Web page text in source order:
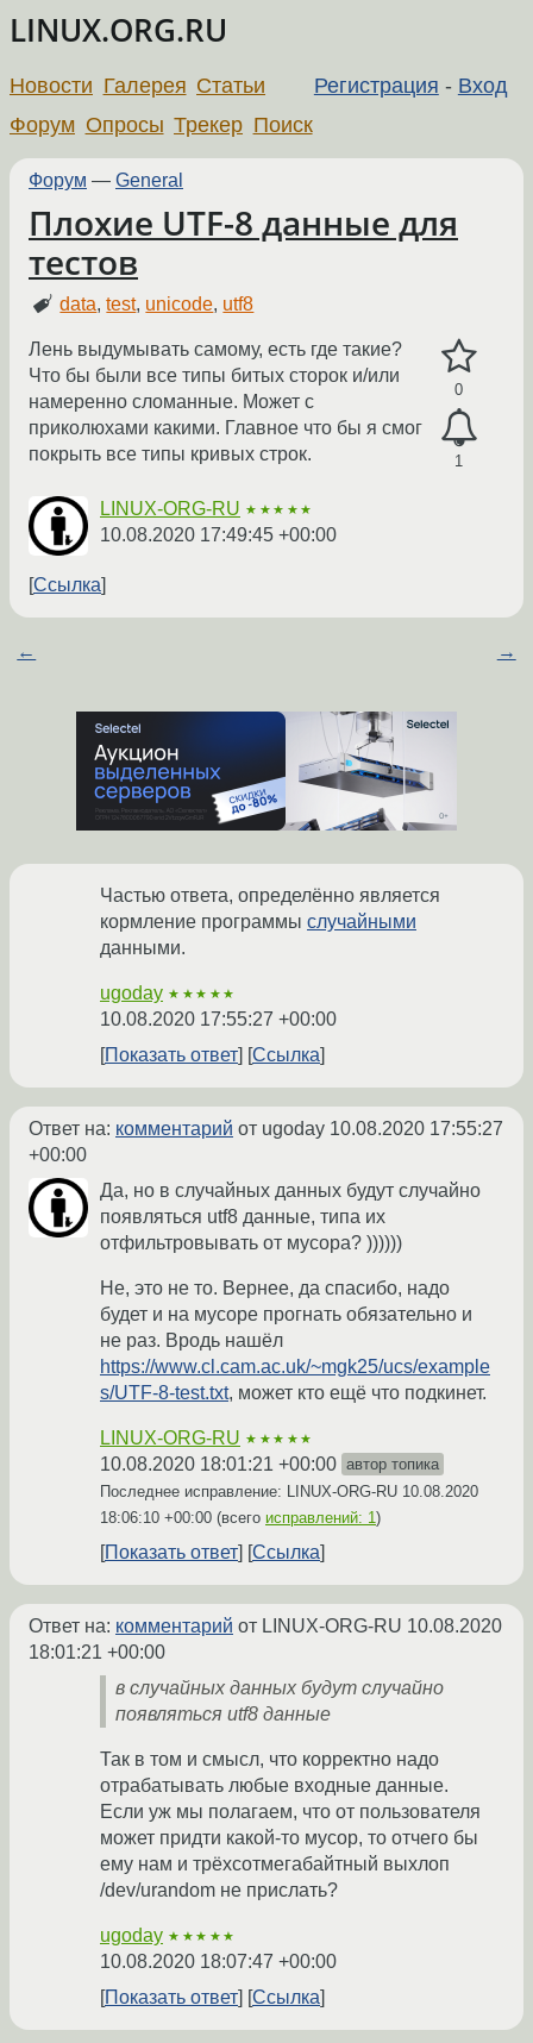
LINUX.ORG.RU
Регистрация - Вход
Новости Галерея Статьи
Форум Опросы Трекер Поиск
Форум — General
Плохие UTF-8 данные для
тестов
data,test, unicode, utf8
0
1
Лень выдумывать самому, есть где такие?
Что бы были все типы битых сторок и/или
намеренно сломанные. Может с
приколюхами какими. Главное что бы я смог
покрыть все типы кривых строк.
LINUX-ORG-RU ★★★★★
10.08.2020 17:49:45 +00:00
Ссылка
← →
Частью ответа, определённо является
кормление программы случайными
данными.
ugoday ★★★★★
10.08.2020 17:55:27 +00:00
Показать ответ
Ссылка
Ответ на: комментарий от ugoday 10.08.2020 17:55:27
+00:00
Да, но в случайных данных будут случайно
появляться utf8 данные, типа их
отфильтровывать от мусора? ))))))
Не, это не то. Вернее, да спасибо, надо
будет и на мусоре прогнать обязательно и
не раз. Вродь нашёл
https://www.cl.cam.ac.uk/~mgk25/ucs/example
s/UTF-8-test.txt, может кто ещё что подкинет.
LINUX-ORG-RU ★★★★★
10.08.2020 18:01:21 +00:00 автор топика
Последнее исправление: LINUX-ORG-RU 10.08.2020
18:06:10 +00:00 (всего исправлений: 1)
Показать ответ Ссылка
Ответ на: комментарий от LINUX-ORG-RU 10.08.2020
18:01:21 +00:00
в случайных данных будут случайно
появляться utf8 данные
Так в том и смысл, что корректно надо
отрабатывать любые входные данные.
Если уж мы полагаем, что от пользователя
может придти какой-то мусор, то отчего бы
ему нам и трёхсотмегабайтный выхлоп
/dev/urandom не прислать?
ugoday ★★★★★
10.08.2020 18:07:47 +00:00
Показать ответ
Ссылка